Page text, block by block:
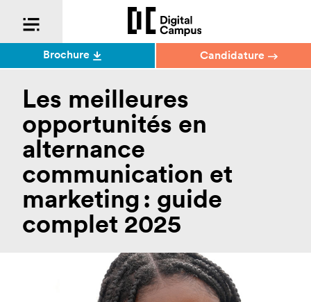
Les meilleures
opportunités en
alternance
communication et
marketing : guide
complet 2025
Brochure Candidature